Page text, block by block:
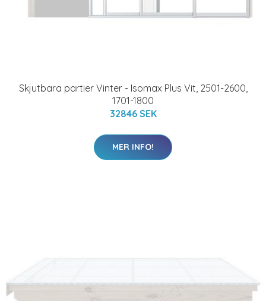
Skjutbara partier Vinter - Isomax Plus Vit, 2501-2600,
1701-1800
32846 SEK
MER INFO!